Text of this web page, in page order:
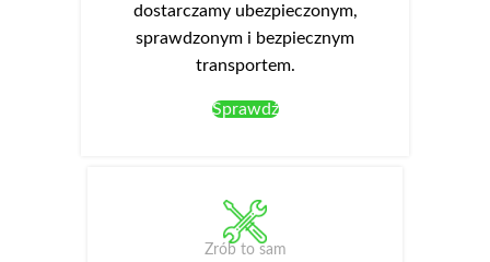
dostarczamy ubezpieczonym,
sprawdzonym i bezpiecznym
transportem.
Sprawdź
Zrób to sam